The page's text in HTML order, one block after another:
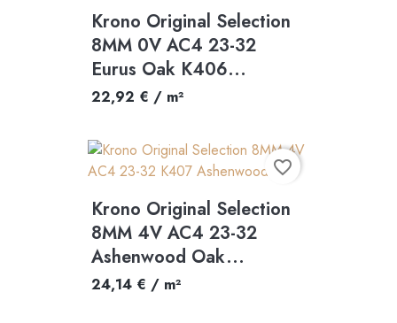
Krono Original Selection
8MM 0V AC4 23-32
Eurus Oak K406...
22,92 € / m²
Krono Original Selection
8MM 4V AC4 23-32
Ashenwood Oak...
24,14 € / m²
favorite_border